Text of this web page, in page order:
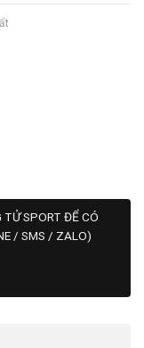
TỬ SPORT ĐỂ CÓ
/ SMS / ZALO)